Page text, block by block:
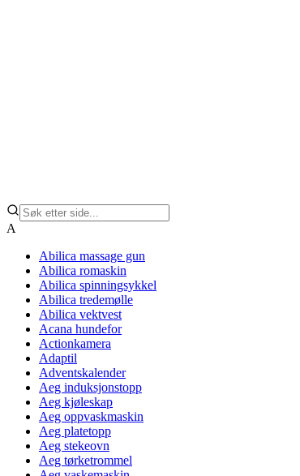
A
Abilica massage gun
Abilica romaskin
Abilica spinningsykkel
Abilica tredemølle
Abilica vektvest
Acana hundefor
Actionkamera
Adaptil
Adventskalender
Aeg induksjonstopp
Aeg kjøleskap
Aeg oppvaskmaskin
Aeg platetopp
Aeg stekeovn
Aeg tørketrommel